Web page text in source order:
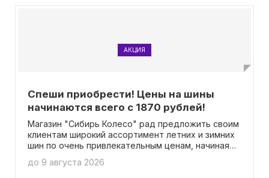
АКЦИЯ
Спеши приобрести! Цены на шины
начинаются всего с 1870 рублей!
Магазин "Сибирь Колесо" рад предложить своим
клиентам широкий ассортимент летних и зимних
шин по очень привлекательным ценам, начиная
готовым ко всем сезонным изменениям с
до 9 августа 2026